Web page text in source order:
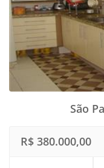
São
R$ 380.000,00